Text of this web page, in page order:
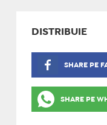
DISTRIBUIE
SHARE PE
SHARE PE